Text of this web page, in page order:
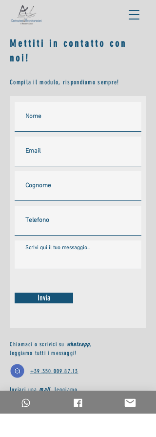
Mettiti in contatto con
noi!
Compila il modulo, rispondiamo sempre!
Invia
Chiamaci o scrivici su whatsapp,
leggiamo tutti i messaggi!
+39.350.009.87.13
Inviaci unamail, leggiamo
tutti i messaggi!